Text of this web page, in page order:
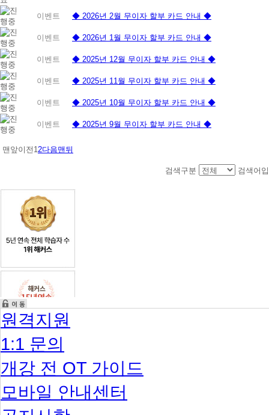
이벤트 ◆ 2026년 2월 무이자 할부 카드 안내 ◆
이벤트 ◆ 2026년 1월 무이자 할부 카드 안내 ◆
이벤트 ◆ 2025년 12월 무이자 할부 카드 안내 ◆
이벤트 ◆ 2025년 11월 무이자 할부 카드 안내 ◆
이벤트 ◆ 2025년 10월 무이자 할부 카드 안내 ◆
이벤트 ◆ 2025년 9월 무이자 할부 카드 안내 ◆
맨앞이전 1 2다음맨뒤
검색구분 검색어
원격지원
1:1 문의
개강 전 OT 가이드
모바일 안내센터